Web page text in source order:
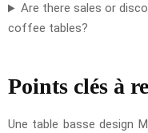
Are there sales or
coffee tables?
Points clés à
Une table basse design